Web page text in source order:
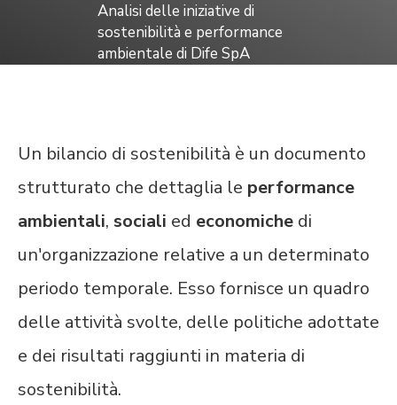
Analisi delle iniziative di
sostenibilità e performance
ambientale di Dife SpA
Un bilancio di sostenibilità è un documento
strutturato che dettaglia le performance
ambientali, sociali ed economiche di
un'organizzazione relative a un determinato
periodo temporale. Esso fornisce un quadro
delle attività svolte, delle politiche adottate
e dei risultati raggiunti in materia di
sostenibilità.